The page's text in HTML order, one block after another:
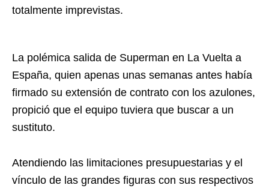
totalmente imprevistas.
La polémica salida de Superman en La Vuelta a
España, quien apenas unas semanas antes había
firmado su extensión de contrato con los azulones,
propició que el equipo tuviera que buscar a un
sustituto.
Atendiendo las limitaciones presupuestarias y el
vínculo de las grandes figuras con sus respectivos